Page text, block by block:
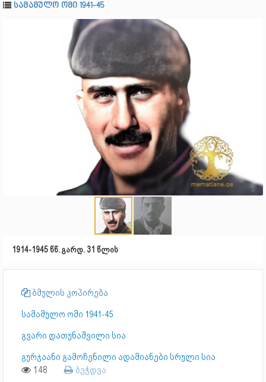
სამამულო ომი 1941-45
1914-1945 წწ. გარდ. 31 წლის
ბმულის კოპირება
სამამულო ომი 1941-45
გვარი დათუნაშვილი სია
გურჯაანი გამოჩენილი ადამიანები სრული სია
148 ბეჭდვა